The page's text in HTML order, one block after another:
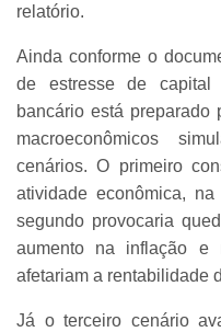
relatório.
Ainda conforme o
de estresse de capital
bancário está preparado
macroeconômicos
cenários. O primeiro
atividade econômica,
segundo provocaria
aumento na inflação e
afetariam a rentabilidade
Já o terceiro cenário